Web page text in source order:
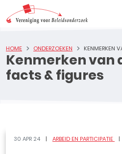
Kenmerken van
facts & figures
HOME ONDERZOEKEN KENMERKEN
30 APR 24 ARBEID EN PARTICIPATIE